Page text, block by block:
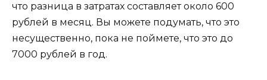
что разница в затратах составляет около 600
рублей в месяц. Вы можете подумать, что это
несущественно, пока не поймете, что это до
7000 рублей в год.